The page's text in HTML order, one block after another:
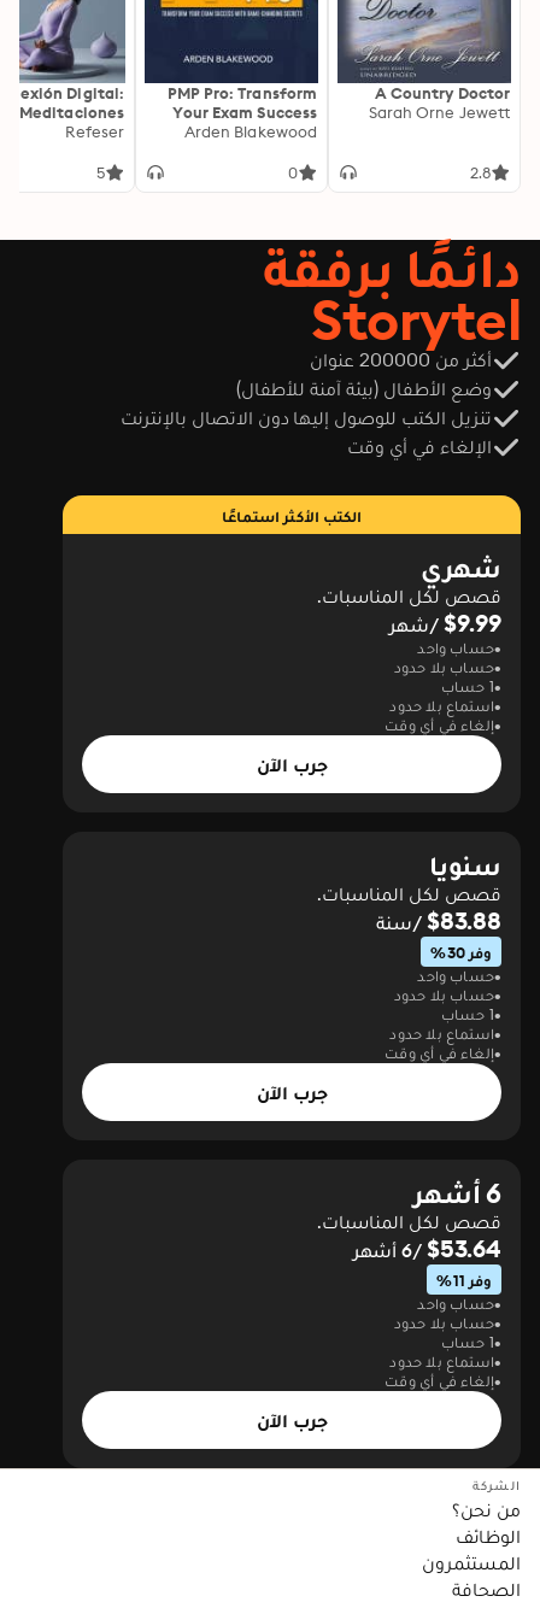
A Country Doctor
Sarah Orne Jewett
2.8
PMP Pro: Transform
Your Exam Success
with Game-Changing
PMP exam results!
performance on test
day."
Arden Blakewood
0
Digital:
Meditaciones
para Calma y
Refeser
5
دائمًا برفقة
Storytel
أكثر من 200000 عنوان
وضع الأطفال (بيئة آمنة للأطفال)
تنزيل الكتب للوصول إليها دون الاتصال بالإنترنت
الإلغاء في أي وقت
الكتب الأكثر استماعًا
شهري
قصص لكل المناسبات.
$9.99 /شهر
حساب واحد
حساب بلا حدود
1 حساب
استماع بلا حدود
إلغاء في أي وقت
جرب الآن
سنويا
قصص لكل المناسبات.
$83.88 /سنة
وفر 30%
حساب واحد
حساب بلا حدود
1 حساب
استماع بلا حدود
إلغاء في أي وقت
جرب الآن
6 أشهر
قصص لكل المناسبات.
$53.64 /6 أشهر
وفر 11%
حساب واحد
حساب بلا حدود
1 حساب
استماع بلا حدود
إلغاء في أي وقت
جرب الآن
الشركة
من نحن؟
الوظائف
المستثمرون
الصحافة